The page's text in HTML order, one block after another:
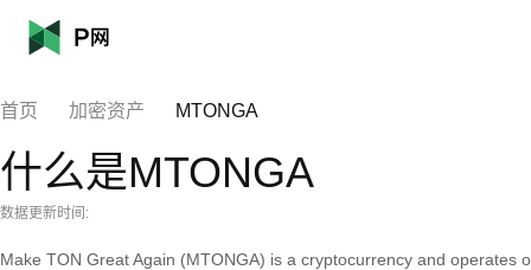
首页 加密资产 MTONGA
什么是MTONGA
数据更新时间:
Make TON Great Again (MTONGA) is a cryptocurrency and